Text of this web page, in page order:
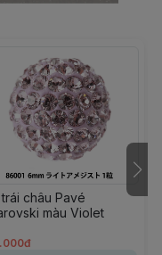
châu Pavé
màu Violet